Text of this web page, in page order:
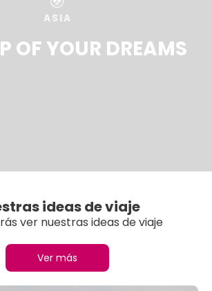
ASIA
OF YOUR DREAMS
ideas de viaje
ver nuestras ideas de viaje
Ver más